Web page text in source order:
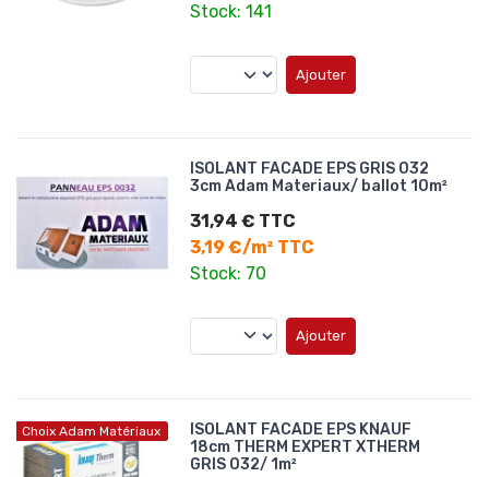
Stock: 141
Ajouter
ISOLANT FACADE EPS GRIS 032
3cm Adam Materiaux/ ballot 10m²
31,94 € TTC
3,19 €/m² TTC
Stock: 70
Ajouter
Choix Adam Matériaux
ISOLANT FACADE EPS KNAUF
18cm THERM EXPERT XTHERM
GRIS 032/ 1m²